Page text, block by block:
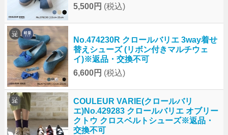
5,500円 (税込)
No.474230R クロールバリエ 3way着せ
替えシューズ (リボン付きマルチウェ
イ)※返品・交換不可
6,600円 (税込)
COULEUR VARIE(クロールバリ
エ)No.429283 クロールバリエ オブリー
クトウ クロスベルトシューズ※返品・
交換不可